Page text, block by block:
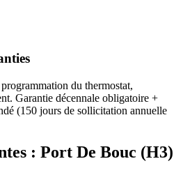
du thermostat,
Garantie décennale obligatoire +
(150 jours de sollicitation annuelle
: Port De Bouc (H3)